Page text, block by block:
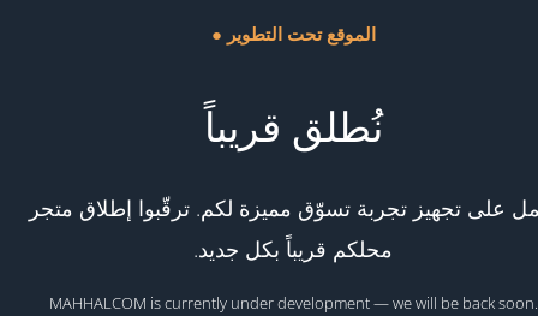
● الموقع تحت التطوير
نُطلق قريباً
على تجهيز تجربة تسوّق مميزة لكم. ترقّبوا إطلاق متجر
محلكم قريباً بكل جديد.
MAHHALCOM is currently under development — we will be back soon.